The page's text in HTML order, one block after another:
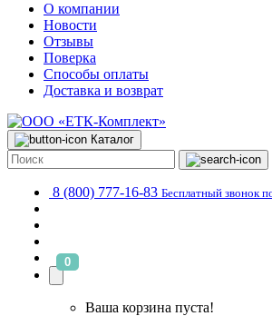
О компании
Новости
Отзывы
Поверка
Способы оплаты
Доставка и возврат
Каталог
8 (800) 777-16-83 Бесплатный звонок
0
Ваша корзина пуста!